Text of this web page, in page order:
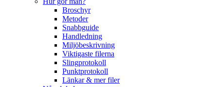
Broschyr
Metoder
Snabbguide
Handledning
Miljöbeskrivning
Viktigaste filerna
Slingprotokoll
Punktprotokoll
Länkar & mer filer